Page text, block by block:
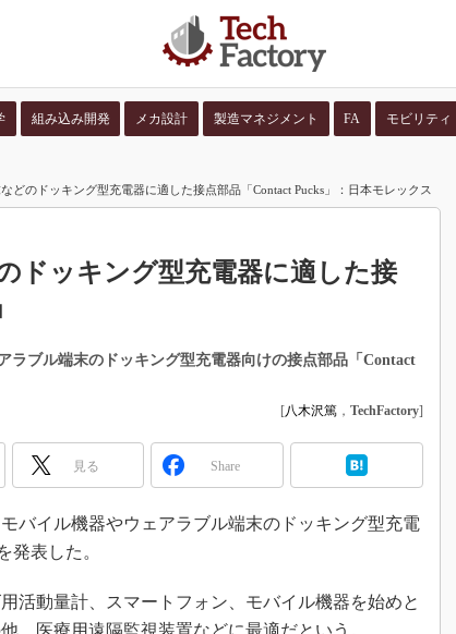
組み込み開発 メカ設計 製造マネジメント FA モビリティ
どのドッキング型充電器に適した接点部品「Contact Pucks」：日本モレックス
ドッキング型充電器に適した接
ラブル端末のドッキング型充電器向けの接点部品「Contact
[八木沢篤 ， TechFactory]
見る Share
バイル機器やウェアラブル端末のドッキング型充電
発表した。
動量計、スマートフォン、モバイル機器を始めと
、医療用遠隔監視装置などに最適だという。